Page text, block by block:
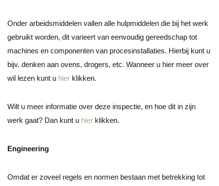
Onder arbeidsmiddelen vallen alle hulpmiddelen die bij het werk
gebruikt worden, dit varieert van eenvoudig gereedschap tot
machines en componenten van procesinstallaties. Hierbij kunt u
bijv. denken aan ovens, drogers, etc. Wanneer u hier meer over
wil lezen kunt u hier klikken.
Wilt u meer informatie over deze inspectie, en hoe dit in zijn
werk gaat? Dan kunt u hier klikken.
Engineering
Omdat er zoveel regels en normen bestaan met betrekking tot